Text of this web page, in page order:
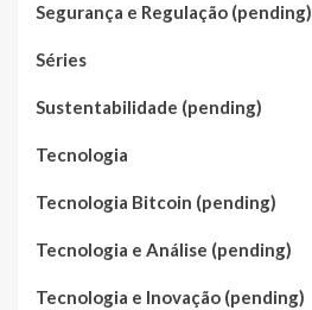
Segurança e Regulação (pending)
Séries
Sustentabilidade (pending)
Tecnologia
Tecnologia Bitcoin (pending)
Tecnologia e Análise (pending)
Tecnologia e Inovação (pending)